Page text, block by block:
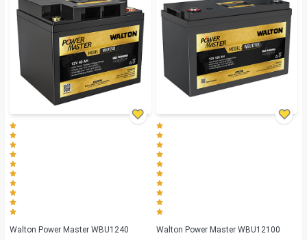
Walton Power Master WBU1240 Walton Power Master WBU12100